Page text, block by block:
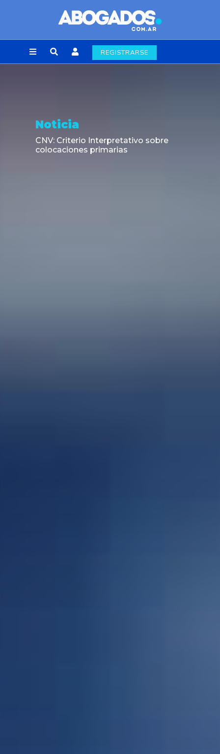
REGISTRARSE
Noticia
CNV: Criterio Interpretativo sobre
colocaciones primarias